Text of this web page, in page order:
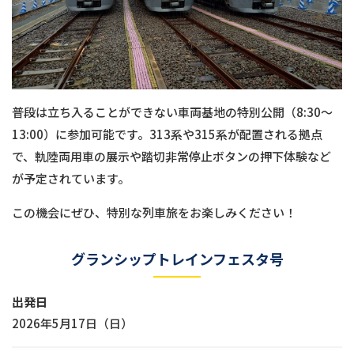
普段は立ち入ることができない車両基地の特別公開（8:30〜
13:00）に参加可能です。313系や315系が配置される拠点
で、軌陸両用車の展示や踏切非常停止ボタンの押下体験など
が予定されています。
この機会にぜひ、特別な列車旅をお楽しみください！
グランシップトレインフェスタ号
出発日
2026年5月17日（日）